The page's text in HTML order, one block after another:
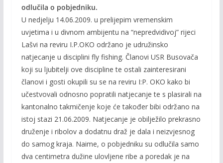
odlučila o pobjedniku.
U nedjelju 14.06.2009. u prelijepim vremenskim
uvjetima i u divnom ambijentu na “nepredvidivoj” rijeci
Lašvi na reviru I.P.OKO održano je udružinsko
natjecanje u disciplini fly fishing. Članovi USR Busovača
koji su ljubitelji ove discipline te ostali zainteresirani
članovi i gosti okupili su se na reviru I:P. OKO kako bi
učestvovali odnosno popratili natjecanje te s plasirali na
kantonalno takmičenje koje će također bibi održano na
istoj stazi 21.06.2009. Natjecanje je obilježilo prekrasno
druženje i ribolov a dodatnu draž je dala i neizvjesnog
do samog kraja. Naime, o pobjedniku su odlučila samo
dva centimetra dužine ulovljene ribe a poredak je na